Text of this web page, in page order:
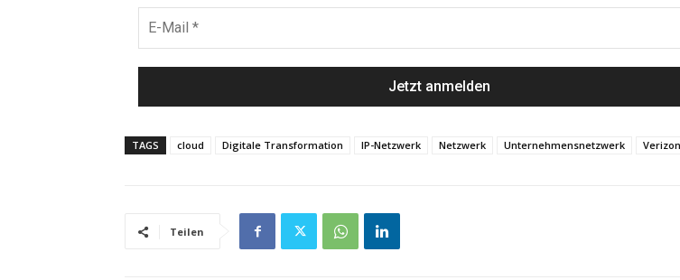
TAGS cloud Digitale Transformation IP-Netzwerk Netzwerk Unternehmensnetzwerk Verizon
Teilen